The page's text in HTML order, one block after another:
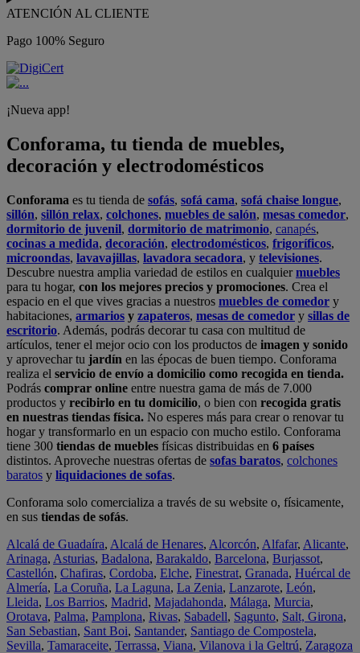
ATENCIÓN AL CLIENTE
Pago 100% Seguro
¡Nueva app!
Conforama, tu tienda de muebles,
decoración y electrodomésticos
Conforama es tu tienda de sofás, sofá cama, sofá chaise longue,
sillón, sillón relax, colchones, muebles de salón, mesas comedor,
dormitorio de juvenil, dormitorio de matrimonio, canapés,
cocinas a medida, decoración, electrodomésticos, frigoríficos,
microondas, lavavajillas, lavadora secadora, y televisiones.
Descubre nuestra amplia variedad de estilos en cualquiermuebles
para tu hogar, con los mejores precios y promociones. Crea el
espacio en el que vives gracias a nuestros muebles de comedor y
habitaciones, armarios y zapateros, mesas de comedor y sillas de
escritorio. Además, podrás decorar tu casa con multitud de
artículos, tener el mejor ocio con los productos de imagen y sonido
y aprovechar tu jardín en las épocas de buen tiempo. Conforama
realiza el servicio de envío a domicilio como recogida en tienda.
Podrás comprar online entre nuestra gama de más de 7.000
productos y recibirlo en tu domicilio, o bien con recogida gratis
en nuestras tiendas física. No esperes más para crear o renovar tu
hogar y transformarlo en un espacio con mucho estilo. Conforama
tiene 300 tiendas de muebles físicas distribuidas en 6 países
distintos. Aproveche nuestras ofertas de sofas baratos, colchones
baratos y liquidaciones de sofas.
Conforama solo comercializa a través de su website o, físicamente,
en sus tiendas de sofás.
Alcalá de Guadaíra, Alcalá de Henares, Alcorcón, Alfafar, Alicante,
Arinaga, Asturias, Badalona, Barakaldo, Barcelona, Burjassot,
Castellón, Chafiras, Cordoba, Elche, Finestrat, Granada, Huércal de
Almería, La Coruña, La Laguna, La Zenia, Lanzarote, León,
Lleida, Los Barrios, Madrid, Majadahonda, Málaga, Murcia,
Orotava, Palma, Pamplona, Rivas, Sabadell, Sagunto, Salt, Girona,
San Sebastian, Sant Boi, Santander, Santiago de Compostela,
Sevilla, Tamaraceite, Terrassa, Viana, Vilanova i la Geltrú, Zaragoza